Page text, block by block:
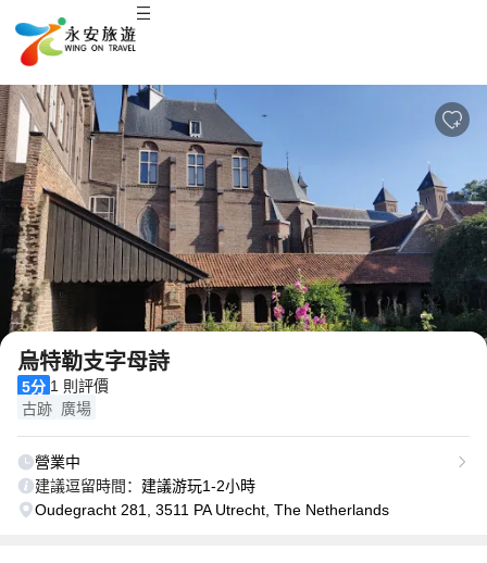
2 / 10
烏特勒支字母詩
5分 1 則評價
古跡 廣場
營業中
建議逗留時間： 建議游玩1-2小時
Oudegracht 281, 3511 PA Utrecht, The Netherlands